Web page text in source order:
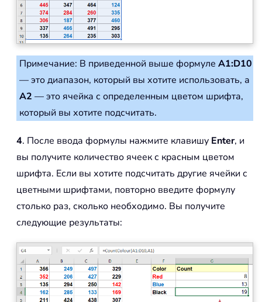
Примечание: В приведенной выше формуле A1:D10
— это диапазон, который вы хотите использовать, а
A2 — это ячейка с определенным цветом шрифта,
который вы хотите подсчитать.
4. После ввода формулы нажмите клавишу Enter, и
вы получите количество ячеек с красным цветом
шрифта. Если вы хотите подсчитать другие ячейки с
цветными шрифтами, повторно введите формулу
столько раз, сколько необходимо. Вы получите
следующие результаты: